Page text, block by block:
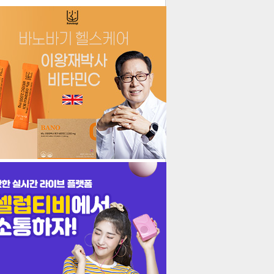
더보기
포토